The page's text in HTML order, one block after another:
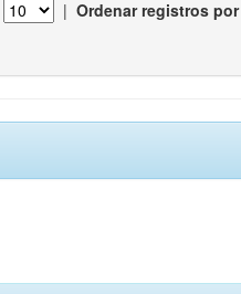
| Ordenar registros por